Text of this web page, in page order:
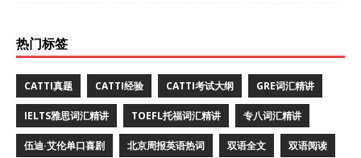
热门标签
CATTI真题 CATTI经验 CATTI考试大纲 GRE词汇精讲
IELTS雅思词汇精讲 TOEFL托福词汇精讲 专八词汇精讲
伍迪·艾伦单口喜剧 北京周报英语热词 双语全文 双语阅读